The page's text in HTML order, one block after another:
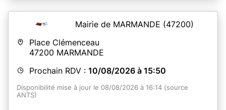
En savoir plus
Mairie de MARMANDE (47200)
Place Clémenceau
47200 MARMANDE
Prochain RDV : 10/08/2026 à 15:50
Disponibilité mise à jour le 08/08/2026 à 16:14 (source
ANTS)